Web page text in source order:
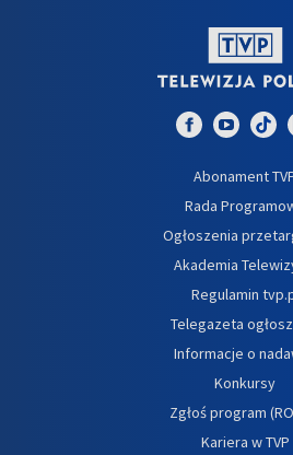
Abonament
Rada
Ogłoszenia
Akademia
Regulamin
Telegazeta
Informacje o
Konkursy
Zgłoś program
Kariera w TVP